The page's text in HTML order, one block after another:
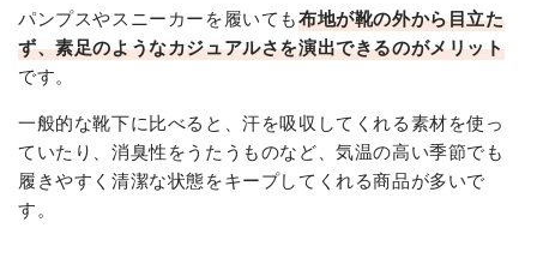
パンプスやスニーカーを履いても布地が靴の外から目立た
ず、素足のようなカジュアルさを演出できるのがメリット
です。
一般的な靴下に比べると、汗を吸収してくれる素材を使っ
ていたり、消臭性をうたうものなど、気温の高い季節でも
履きやすく清潔な状態をキープしてくれる商品が多いで
す。